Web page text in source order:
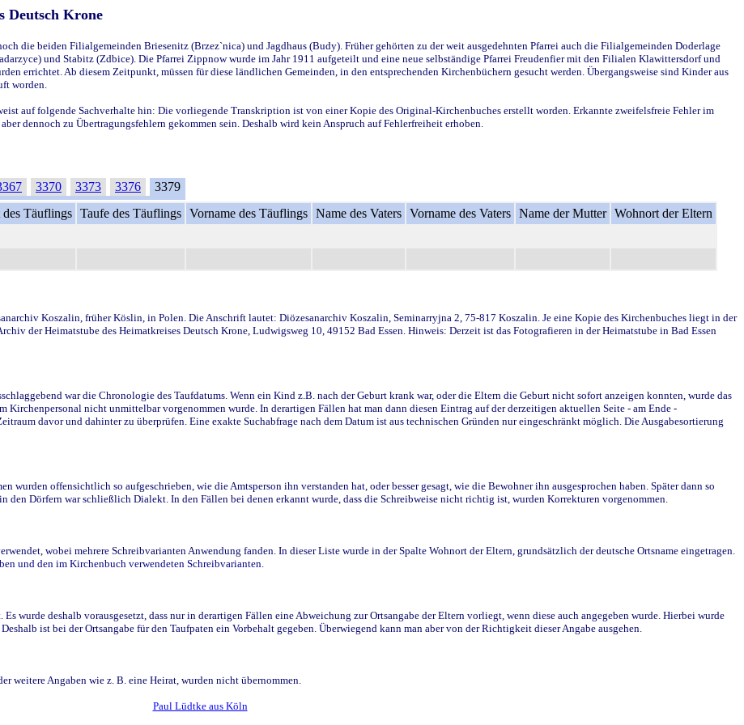
Deutsch Krone
die beiden Filialgemeinden Briesenitz (Brzez`nica) und Jagdhaus (Budy). Früher gehörten zu der weit ausgedehnten Pfarrei auch die Filialgemeinden Doderlage
und Stabitz (Zdbice). Die Pfarrei Zippnow wurde im Jahr 1911 aufgeteilt und eine neue selbständige Pfarrei Freudenfier mit den Filialen Klawittersdorf und
errichtet. Ab diesem Zeitpunkt, müssen für diese ländlichen Gemeinden, in den entsprechenden Kirchenbüchern gesucht werden. Übergangsweise sind Kinder aus
worden.
auf folgende Sachverhalte hin: Die vorliegende Transkription ist von einer Kopie des Original-Kirchenbuches erstellt worden. Erkannte zweifelsfreie Fehler im
dennoch zu Übertragungsfehlern gekommen sein. Deshalb wird kein Anspruch auf Fehlerfreiheit erhoben.
3370 3373 3376
3379
des Täuflings Taufe des Täuflings Vorname des Täuflings Name des Vaters Vorname des Vaters Name der Mutter Wohnort der Eltern
Koszalin, früher Köslin, in Polen. Die Anschrift lautet: Diözesanarchiv Koszalin, Seminarryjna 2, 75-817 Koszalin. Je eine Kopie des Kirchenbuches liegt in der
der Heimatstube des Heimatkreises Deutsch Krone, Ludwigsweg 10, 49152 Bad Essen. Hinweis: Derzeit ist das Fotografieren in der Heimatstube in Bad Essen
war die Chronologie des Taufdatums. Wenn ein Kind z.B. nach der Geburt krank war, oder die Eltern die Geburt nicht sofort anzeigen konnten, wurde das
Kirchenpersonal nicht unmittelbar vorgenommen wurde. In derartigen Fällen hat man dann diesen Eintrag auf der derzeitigen aktuellen Seite - am Ende -
davor und dahinter zu überprüfen. Eine exakte Suchabfrage nach dem Datum ist aus technischen Gründen nur eingeschränkt möglich. Die Ausgabesortierung
wurden offensichtlich so aufgeschrieben, wie die Amtsperson ihn verstanden hat, oder besser gesagt, wie die Bewohner ihn ausgesprochen haben. Später dann so
den Dörfern war schließlich Dialekt. In den Fällen bei denen erkannt wurde, dass die Schreibweise nicht richtig ist, wurden Korrekturen vorgenommen.
wobei mehrere Schreibvarianten Anwendung fanden. In dieser Liste wurde in der Spalte Wohnort der Eltern, grundsätzlich der deutsche Ortsname eingetragen.
und den im Kirchenbuch verwendeten Schreibvarianten.
wurde deshalb vorausgesetzt, dass nur in derartigen Fällen eine Abweichung zur Ortsangabe der Eltern vorliegt, wenn diese auch angegeben wurde. Hierbei wurde
ist bei der Ortsangabe für den Taufpaten ein Vorbehalt gegeben. Überwiegend kann man aber von der Richtigkeit dieser Angabe ausgehen.
weitere Angaben wie z. B. eine Heirat, wurden nicht übernommen.
Paul Lüdtke aus Köln